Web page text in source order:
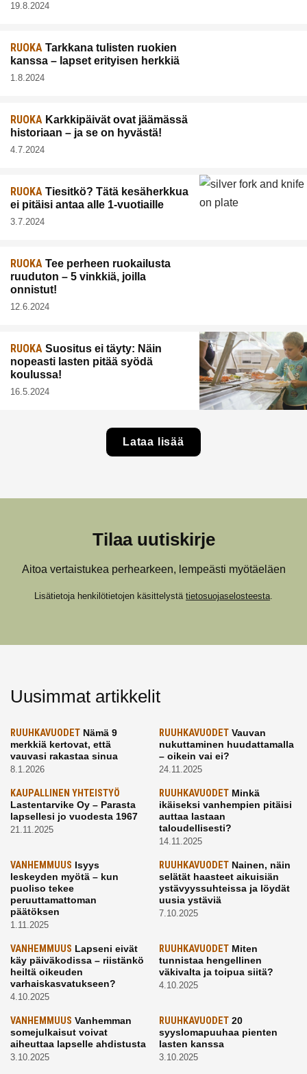
19.8.2024
RUOKA Tarkkana tulisten ruokien
kanssa – lapset erityisen herkkiä
1.8.2024
RUOKA Karkkipäivät ovat jäämässä
historiaan – ja se on hyvästä!
4.7.2024
RUOKA Tiesitkö? Tätä kesäherkkua
ei pitäisi antaa alle 1-vuotiaille
3.7.2024
RUOKA Tee perheen ruokailusta
ruuduton – 5 vinkkiä, joilla
onnistut!
12.6.2024
RUOKA Suositus ei täyty: Näin
nopeasti lasten pitää syödä
koulussa!
16.5.2024
Lataa lisää
Tilaa uutiskirje
Aitoa vertaistukea perhearkeen, lempeästi myötäeläen
Lisätietoja henkilötietojen käsittelystä tietosuojaselosteesta
Uusimmat artikkelit
RUUHKAVUODET Nämä 9
merkkiä kertovat, että
vauvasi rakastaa sinua
8.1.2026
RUUHKAVUODETVauvan
nukuttaminen huudattamalla
– oikein vai ei?
24.11.2025
KAUPALLINEN YHTEISTYÖ
Lastentarvike Oy – Parasta
lapsellesi jo vuodesta 1967
21.11.2025
RUUHKAVUODETMinkä
ikäiseksi vanhempien pitäisi
auttaa lastaan
taloudellisesti?
14.11.2025
VANHEMMUUS Isyys
leskeyden myötä – kun
puoliso tekee
peruuttamattoman
päätöksen
1.11.2025
RUUHKAVUODETNainen, näin
selätät haasteet aikuisiän
ystävyyssuhteissa ja löydät
uusia ystäviä
7.10.2025
VANHEMMUUS Lapseni eivät
käy päiväkodissa – riistänkö
heiltä oikeuden
varhaiskasvatukseen?
4.10.2025
RUUHKAVUODETMiten
tunnistaa hengellinen
väkivalta ja toipua siitä?
4.10.2025
VANHEMMUUS Vanhemman
somejulkaisut voivat
aiheuttaa lapselle ahdistusta
3.10.2025
RUUHKAVUODET20
syyslomapuuhaa pienten
lasten kanssa
3.10.2025